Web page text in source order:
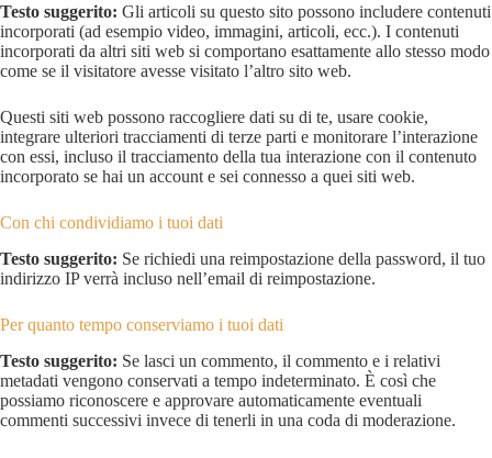
Testo suggerito: Gli articoli su questo sito possono includere contenuti
incorporati (ad esempio video, immagini, articoli, ecc.). I contenuti
incorporati da altri siti web si comportano esattamente allo stesso modo
come se il visitatore avesse visitato l’altro sito web.
Questi siti web possono raccogliere dati su di te, usare cookie,
integrare ulteriori tracciamenti di terze parti e monitorare l’interazione
con essi, incluso il tracciamento della tua interazione con il contenuto
incorporato se hai un account e sei connesso a quei siti web.
Con chi condividiamo i tuoi dati
Testo suggerito: Se richiedi una reimpostazione della password, il tuo
indirizzo IP verrà incluso nell’email di reimpostazione.
Per quanto tempo conserviamo i tuoi dati
Testo suggerito: Se lasci un commento, il commento e i relativi
metadati vengono conservati a tempo indeterminato. È così che
possiamo riconoscere e approvare automaticamente eventuali
commenti successivi invece di tenerli in una coda di moderazione.